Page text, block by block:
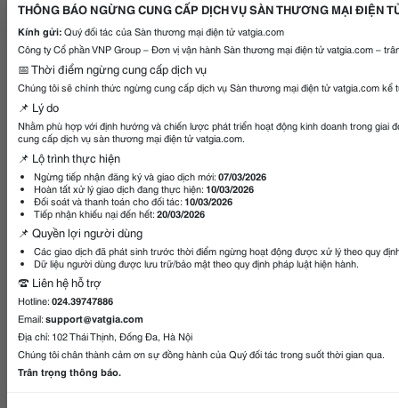
THÔNG BÁO NGỪNG CUNG CẤP DỊCH VỤ SÀN THƯƠNG MẠI ĐIỆN
Kính gửi:Quý đối tác của Sàn thương mại điện tử vatgia.com
Công ty Cổ phần VNP Group – Đơn vị vận hành Sàn thương mại điện tử vatgia.com –
📅 Thời điểm ngừng cung cấp dịch vụ
Chúng tôi sẽ chính thức ngừng cung cấp dịch vụ Sàn thương mại điện tử vatgia.com kể
📌 Lý do
Nhằm phù hợp với định hướng và chiến lược phát triển hoạt động kinh doanh trong giai
cung cấp dịch vụ sàn thương mại điện tử vatgia.com.
📌 Lộ trình thực hiện
Ngừng tiếp nhận đăng ký và giao dịch mới:07/03/2026
Hoàn tất xử lý giao dịch đang thực hiện: 10/03/2026
Đối soát và thanh toán cho đối tác: 10/03/2026
Tiếp nhận khiếu nại đến hết:20/03/2026
📌 Quyền lợi người dùng
Các giao dịch đã phát sinh trước thời điểm ngừng hoạt động được xử lý theo quy
Dữ liệu người dùng được lưu trữ/bảo mật theo quy định pháp luật hiện hành.
☎️ Liên hệ hỗ trợ
Hotline:024.39747886
Email:support@vatgia.com
Địa chỉ: 102 Thái Thịnh, Đống Đa, Hà Nội
Chúng tôi chân thành cảm ơn sự đồng hành của Quý đối tác trong suốt thời gian qua.
Trân trọng thông báo.